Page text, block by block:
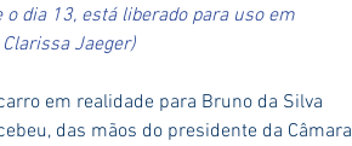
dia 13, está liberado para uso em
Jaeger)
em realidade para Bruno da Silva
das mãos do presidente da Câmara